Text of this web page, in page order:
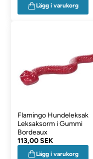
Lägg i varukorg
Flamingo Hundeleksak
Leksaksorm i Gummi
Bordeaux
113,00 SEK
Lägg i varukorg